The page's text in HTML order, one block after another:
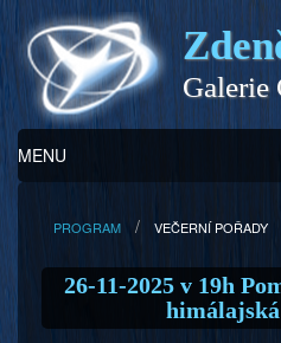
Galerie
MENU
Zdeněk Hajný
PROGRAM VEČERNÍ POŘADY
26-11-2025 v 19h